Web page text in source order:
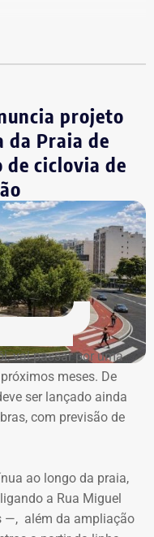
Sofia Vicente
e descobriram-se,
do casamento,
que conheceram
a lua de mel
o roteiro literário
contada
e criam outra
Cavalcanti tem
do Rio de Janeiro
do que
Borba filosofa
tempo, o transeunte
Bacamarte, que não
uma internação
personagens de um
projeto
da Praia de
ciclovia de
vai passar por uma
meses. De
ser lançado ainda
com previsão de
ao longo da praia,
a Rua Miguel
—, além da ampliação